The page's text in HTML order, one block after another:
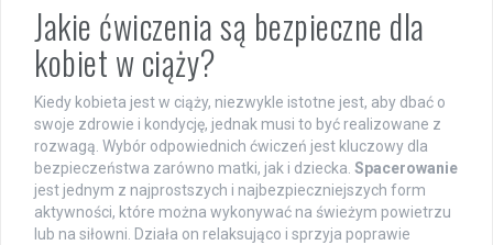
Jakie ćwiczenia są bezpieczne dla
kobiet w ciąży?
Kiedy kobieta jest w ciąży, niezwykle istotne jest, aby dbać o
swoje zdrowie i kondycję, jednak musi to być realizowane z
rozwagą. Wybór odpowiednich ćwiczeń jest kluczowy dla
bezpieczeństwa zarówno matki, jak i dziecka. Spacerowanie
jest jednym z najprostszych i najbezpieczniejszych form
aktywności, które można wykonywać na świeżym powietrzu
lub na siłowni. Działa on relaksująco i sprzyja poprawie